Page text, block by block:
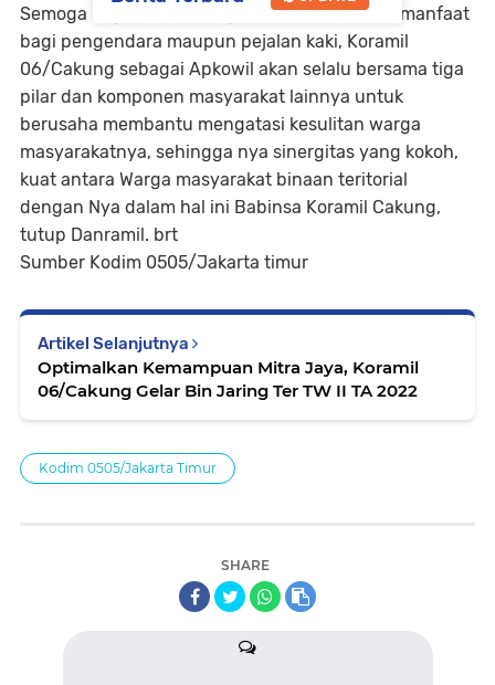
Semoga kegiatan pembagian takjil ini bisa bermanfaat
bagi pengendara maupun pejalan kaki, Koramil
06/Cakung sebagai Apkowil akan selalu bersama tiga
pilar dan komponen masyarakat lainnya untuk
berusaha membantu mengatasi kesulitan warga
masyarakatnya, sehingga nya sinergitas yang kokoh,
kuat antara Warga masyarakat binaan teritorial
dengan Nya dalam hal ini Babinsa Koramil Cakung,
tutup Danramil. brt
Sumber Kodim 0505/Jakarta timur
Artikel Selanjutnya
Optimalkan Kemampuan Mitra Jaya, Koramil
06/Cakung Gelar Bin Jaring Ter TW II TA 2022
Kodim 0505/Jakarta Timur
SHARE